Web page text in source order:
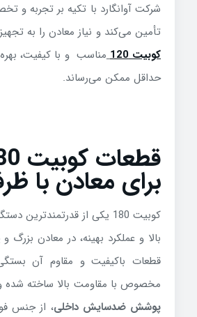
تأمین می‌کند و نیاز معادن را به
کوبیت 120
مناسب و با کیفیت،
حداقل ممکن می‌رساند.
برای معادن با
کوبیت 180 یکی از
بالا و عملکرد بهینه، در معادن
قطعات باکیفیت و مقاوم آن
مخصوص با مقاومت بالا ساخته شده
پوشش ضدسایش داخلی، از جنس